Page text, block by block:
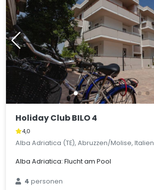
Holiday Club BILO 4
4,0
Alba Adriatica (TE), Abruzzen/Molise, Italien
Alba Adriatica: Flucht am Pool
4personen